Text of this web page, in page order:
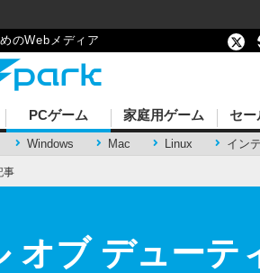
のWebメディア
PCゲーム
Windows Mac Linux イン
家庭用ゲーム セー
事
オブ デュー